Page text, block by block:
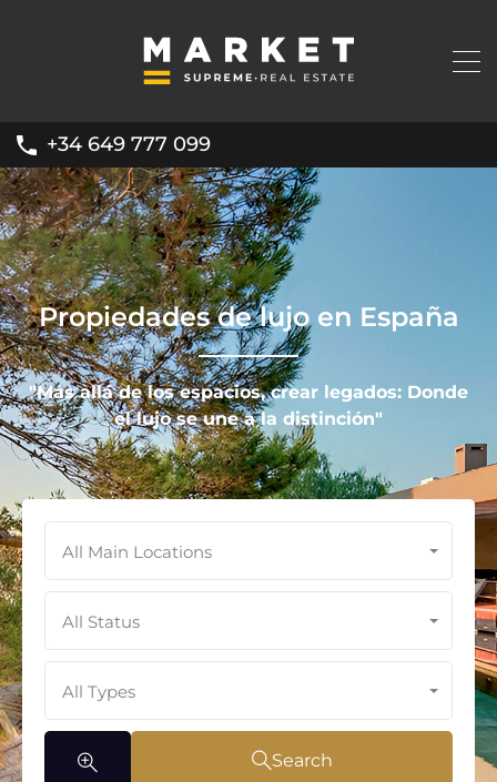
+34 649 777 099
Propiedades de lujo en España
"Más allá de los espacios, crear legados: Donde
el lujo se une a la distinción"
All Main Locations
All Status
All Types
Search